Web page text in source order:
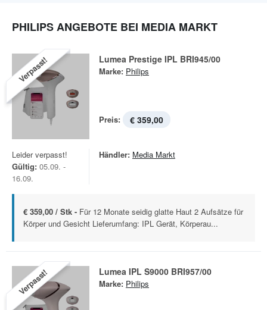
PHILIPS ANGEBOTE BEI MEDIA MARKT
Verpasst! Lumea Prestige IPL BRI945/00
Marke: Philips
Preis: € 359,00
Leider verpasst!
Gültig: 05.09. -
16.09.
Händler: Media Markt
€ 359,00 / Stk - Für 12 Monate seidig glatte Haut 2 Aufsätze für
Körper und Gesicht Lieferumfang: IPL Gerät, Körperau...
Verpasst! Lumea IPL S9000 BRI957/00
Marke: Philips